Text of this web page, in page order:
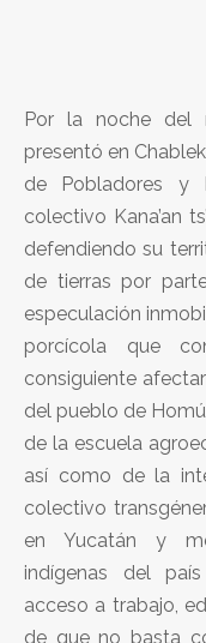
Por la noche del
presentó en
de Pobladores y
colectivo Kana’an
defendiendo su
de tierras por
especulación
porcícola que
consiguiente
del pueblo de
de la escuela
así como de la
colectivo
en Yucatán y
indígenas del
acceso a trabajo,
de que no basta